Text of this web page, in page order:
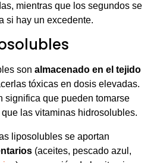
mientras que los segundos se
si hay un excedente.
son almacenado en el tejido
tóxicas en dosis elevadas.
significa que pueden tomarse
las vitaminas hidrosolubles.
liposolubles se aportan
(aceites, pescado azul,